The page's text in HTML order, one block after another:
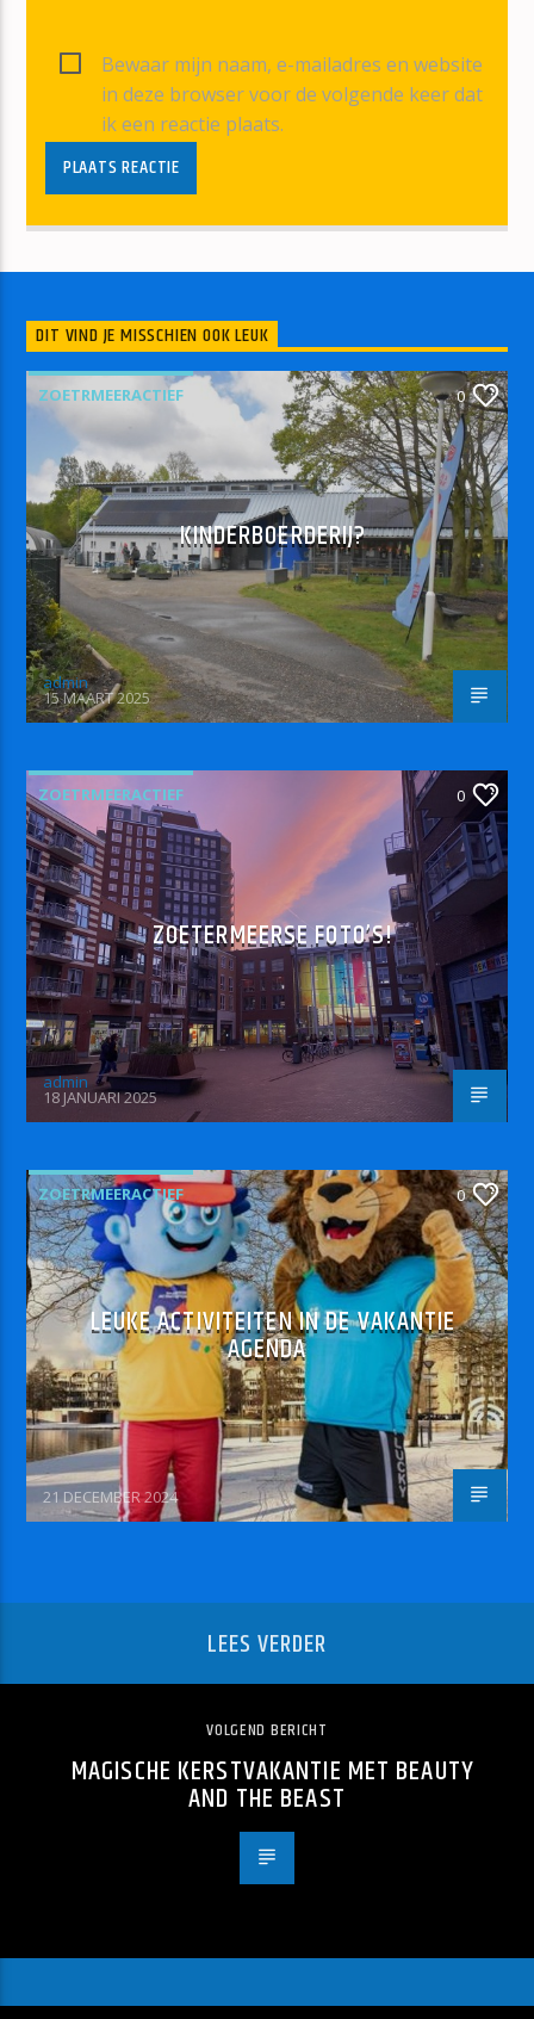
Bewaar mijn naam, e-mailadres en website
in deze browser voor de volgende keer dat
ik een reactie plaats.
DIT VIND JE MISSCHIEN OOK LEUK
ZOETRMEERACTIEF 0
KINDERBOERDERIJ?
admin
15 MAART 2025
ZOETRMEERACTIEF 0
ZOETERMEERSE FOTO’S!
admin
18 JANUARI 2025
ZOETRMEERACTIEF 0
LEUKE ACTIVITEITEN IN DE VAKANTIE
AGENDA
21 DECEMBER 2024
LEES VERDER
VOLGEND BERICHT
MAGISCHE KERSTVAKANTIE MET BEAUTY
AND THE BEAST